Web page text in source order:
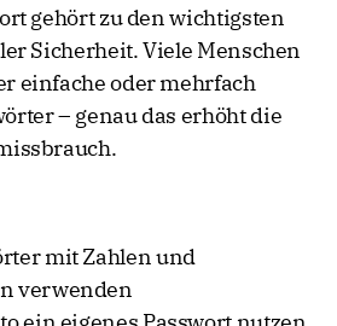
gehört zu den wichtigsten
Sicherheit. Viele Menschen
einfache oder mehrfach
– genau das erhöht die
mit Zahlen und
verwenden